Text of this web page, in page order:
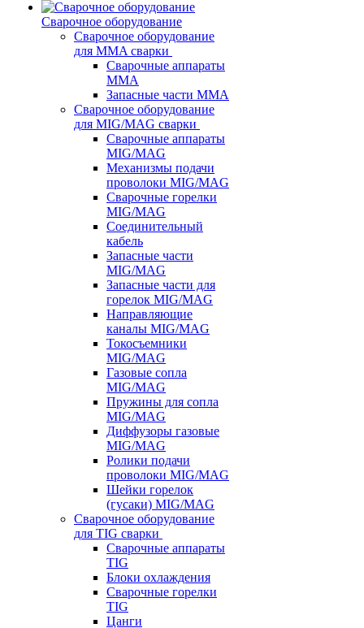
Сварочное оборудование
Сварочное оборудование
для MMA сварки
Сварочные аппараты
MMA
Запасные части MMA
Сварочное оборудование
для MIG/MAG сварки
Сварочные аппараты
MIG/MAG
Механизмы подачи
проволоки MIG/MAG
Сварочные горелки
MIG/MAG
Соединительный
кабель
Запасные части
MIG/MAG
Запасные части для
горелок MIG/MAG
Направляющие
каналы MIG/MAG
Токосъемники
MIG/MAG
Газовые сопла
MIG/MAG
Пружины для сопла
MIG/MAG
Диффузоры газовые
MIG/MAG
Ролики подачи
проволоки MIG/MAG
Шейки горелок
(гусаки) MIG/MAG
Сварочное оборудование
для TIG сварки
Сварочные аппараты
TIG
Блоки охлаждения
Сварочные горелки
TIG
Цанги